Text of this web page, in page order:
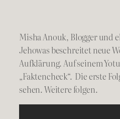
Misha Anouk, Blogger und
Jehowas beschreitet neue
Aufklärung. Auf seinem
„Faktencheck“. Die erste
sehen. Weitere folgen.